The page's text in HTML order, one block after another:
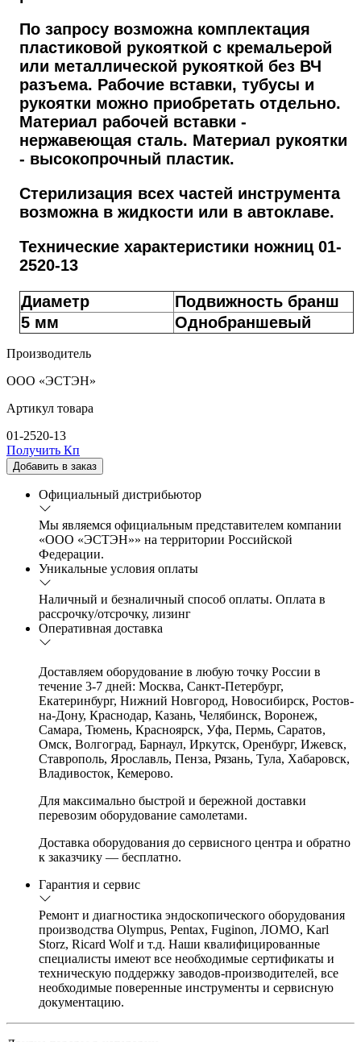
По запросу возможна комплектация
пластиковой рукояткой с кремальерой
или металлической рукояткой без ВЧ
разъема. Рабочие вставки, тубусы и
рукоятки можно приобретать отдельно.
Материал рабочей вставки -
нержавеющая сталь. Материал рукоятки
- высокопрочный пластик.
Стерилизация всех частей инструмента
возможна в жидкости или в автоклаве.
Технические характеристики ножниц 01-
2520-13
Диаметр
Подвижность бранш
5 мм
Однобраншевый
Производитель
ООО «ЭСТЭН»
Артикул товара
01-2520-13
Получить Кп
Добавить в заказ
Официальный дистрибьютор
Мы являемся официальным представителем компании
«ООО «ЭСТЭН»» на территории Российской
Федерации.
Уникальные условия оплаты
Наличный и безналичный способ оплаты. Оплата в
рассрочку/отсрочку, лизинг
Оперативная доставка
Доставляем оборудование в любую точку России в
течение 3-7 дней: Москва, Санкт-Петербург,
Екатеринбург, Нижний Новгород, Новосибирск, Ростов-
на-Дону, Краснодар, Казань, Челябинск, Воронеж,
Самара, Тюмень, Красноярск, Уфа, Пермь, Саратов,
Омск, Волгоград, Барнаул, Иркутск, Оренбург, Ижевск,
Ставрополь, Ярославль, Пенза, Рязань, Тула, Хабаровск,
Владивосток, Кемерово.
Для максимально быстрой и бережной доставки
перевозим оборудование самолетами.
Доставка оборудования до сервисного центра и обратно
к заказчику — бесплатно.
Гарантия и сервис
Ремонт и диагностика эндоскопического оборудования
производства Olympus, Pentax, Fuginon, ЛОМО, Karl
Storz, Ricard Wolf и т.д. Наши квалифицированные
специалисты имеют все необходимые сертификаты и
техническую поддержку заводов-производителей, все
необходимые поверенные инструменты и сервисную
документацию.